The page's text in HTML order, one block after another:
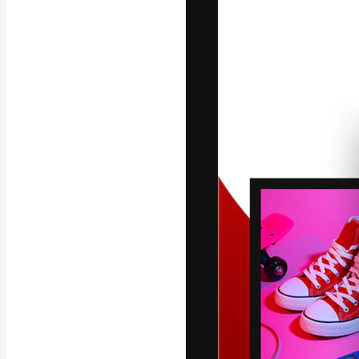
La
migliori lavori.
creativi,
Copyright © 2010-